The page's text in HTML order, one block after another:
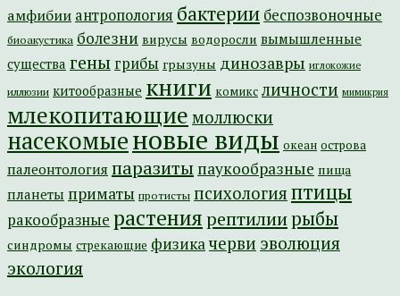
амфибии антропология бактерии беспозвоночные
биоакустика болезни вирусы водоросли вымышленные
существа гены грибы грызуны динозавры иглокожие
иллюзии китообразные книги комикс личности мимикрия
млекопитающие моллюски
насекомыеновые виды океан острова
палеонтология паразиты паукообразные пища
планеты приматы протисты психология птицы
ракообразные растениярептилиирыбы
синдромы стрекающие физикачерви эволюция
экология